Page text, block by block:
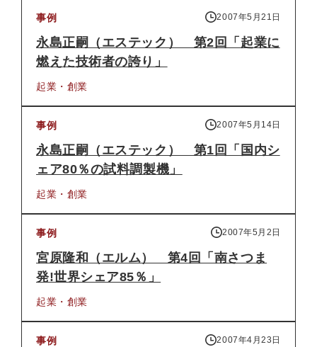
事例 2007年5月21日
永島正嗣（エステック） 第2回「起業に
燃えた技術者の誇り」
起業・創業
事例 2007年5月14日
永島正嗣（エステック） 第1回「国内シ
ェア80％の試料調製機」
起業・創業
事例 2007年5月2日
宮原隆和（エルム） 第4回「南さつま
発!世界シェア85％」
起業・創業
事例 2007年4月23日